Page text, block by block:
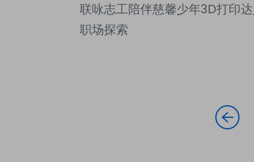
联咏志工陪伴慈馨少年3D打印
职场探索